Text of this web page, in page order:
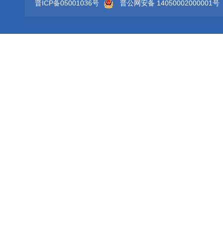
晋ICP备05001036号 晋公网安备 14050002000001号